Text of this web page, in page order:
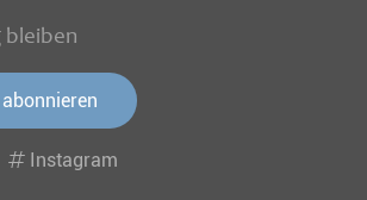
bleiben
Instagram